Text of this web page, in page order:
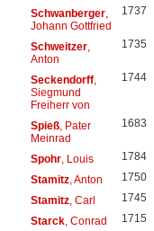
Schwanberger,
Johann Gottfried
1737
Schweitzer,
Anton
1735
Seckendorff,
Siegmund
Freiherr von
1744
Spieß, Pater
Meinrad
1683
Spohr, Louis 1784
Stamitz, Anton 1750
Stamitz, Carl 1745
Starck, Conrad 1715